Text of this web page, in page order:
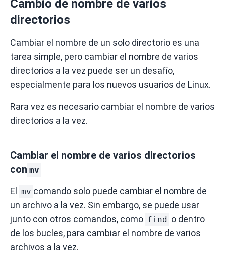
Cambio de nombre de varios
directorios
Cambiar el nombre de un solo directorio es una
tarea simple, pero cambiar el nombre de varios
directorios a la vez puede ser un desafío,
especialmente para los nuevos usuarios de Linux.
Rara vez es necesario cambiar el nombre de varios
directorios a la vez.
Cambiar el nombre de varios directorios
con mv
El mv comando solo puede cambiar el nombre de
un archivo a la vez. Sin embargo, se puede usar
junto con otros comandos, como find o dentro
de los bucles, para cambiar el nombre de varios
archivos a la vez.